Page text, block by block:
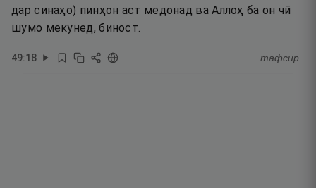
дар синаҳо) пинҳон аст медонад ва Аллоҳ ба он чӣ
шумо мекунед, биност.
49:18 тафсир